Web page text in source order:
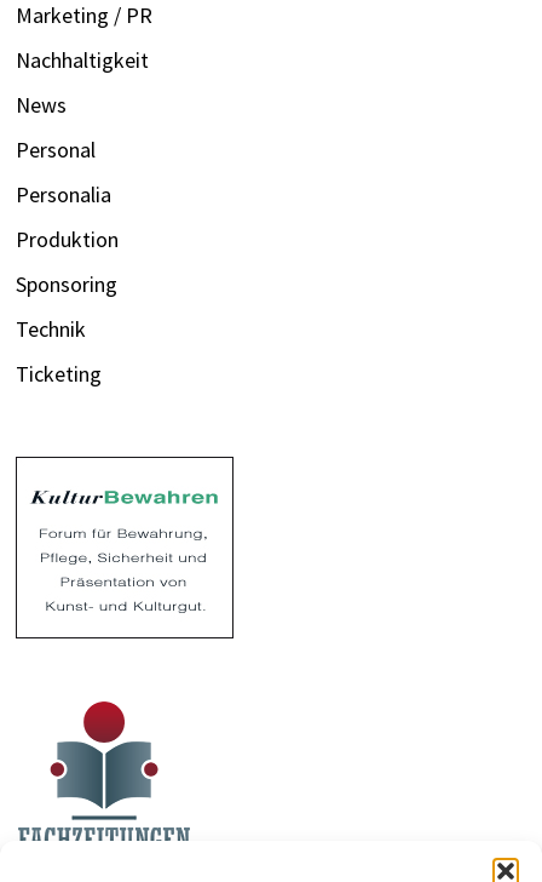
Marketing / PR
Nachhaltigkeit
News
Personal
Personalia
Produktion
Sponsoring
Technik
Ticketing